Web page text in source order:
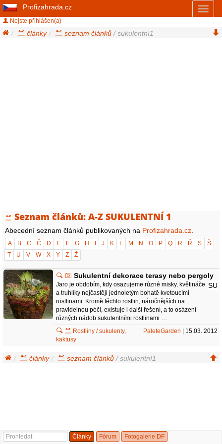
Profizahrada.cz
Nejste přihlášen(a)
články seznam článků / sukulentní1
Seznam článků: A-Z SUKULENTNÍ 1
Abecední seznam článků publikovaných na Profizahrada.cz
A B C Č D E F G H J K L M N O P Q R Ř S
Š
T
U V W X Y Z Ž
Sukulentní dekorace terasy nebo pergoly
SU
Jaro je obdobím, kdy osazujeme různé misky, květináče
a truhlíky nejčastěji jednoletým bohatě kvetoucími
rostlinami. Kromě těchto rostlin, náročnějších na
pravidelnou péči, existuje i další řešení, a to osázení
různých nádob sukulentními rostlinami …
PaleteGarden | 15.03. 2012
Rostliny / sukulenty,
kaktusy
články seznam článků / sukulentní1
Články Fórum Fotogalerie DF